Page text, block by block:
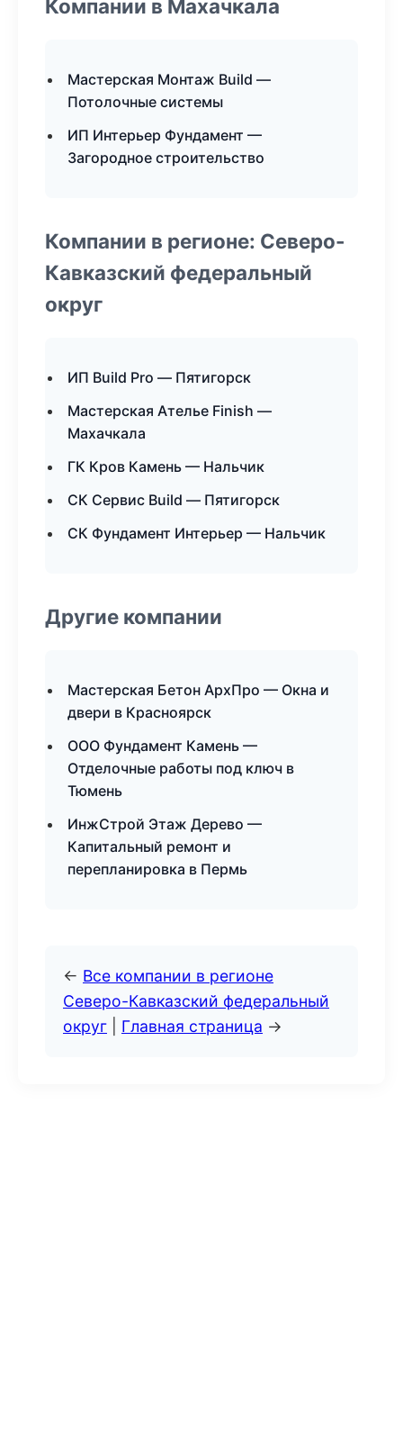
Компании в Махачкала
Мастерская Монтаж Build —
Потолочные системы
ИП Интерьер Фундамент —
Загородное строительство
Компании в регионе: Северо-
Кавказский федеральный
округ
ИП Build Pro — Пятигорск
Мастерская Ателье Finish —
Махачкала
ГК Кров Камень — Нальчик
СК Сервис Build — Пятигорск
СК Фундамент Интерьер — Нальчик
Другие компании
Мастерская Бетон АрхПро — Окна и
двери в Красноярск
ООО Фундамент Камень —
Отделочные работы под ключ в
Тюмень
ИнжСтрой Этаж Дерево —
Капитальный ремонт и
перепланировка в Пермь
← Все компании в регионе
Северо-Кавказский федеральный
округ
Главная страница →